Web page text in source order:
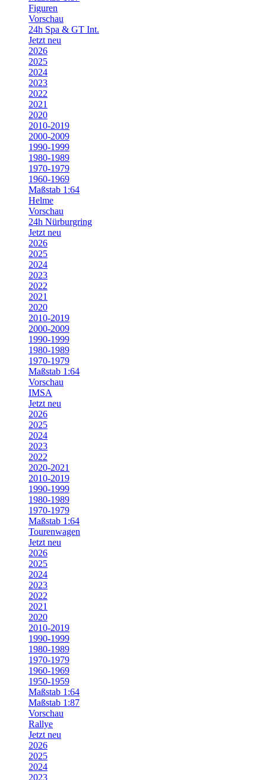
Figuren
Vorschau
24h Spa & GT Int.
Jetzt neu
2026
2025
2024
2023
2022
2021
2020
2010-2019
2000-2009
1990-1999
1980-1989
1970-1979
1960-1969
Maßstab 1:64
Helme
Vorschau
24h Nürburgring
Jetzt neu
2026
2025
2024
2023
2022
2021
2020
2010-2019
2000-2009
1990-1999
1980-1989
1970-1979
Maßstab 1:64
Vorschau
IMSA
Jetzt neu
2026
2025
2024
2023
2022
2020-2021
2010-2019
1990-1999
1980-1989
1970-1979
Maßstab 1:64
Tourenwagen
Jetzt neu
2026
2025
2024
2023
2022
2021
2020
2010-2019
1990-1999
1980-1989
1970-1979
1960-1969
1950-1959
Maßstab 1:64
Maßstab 1:87
Vorschau
Rallye
Jetzt neu
2026
2025
2024
2023